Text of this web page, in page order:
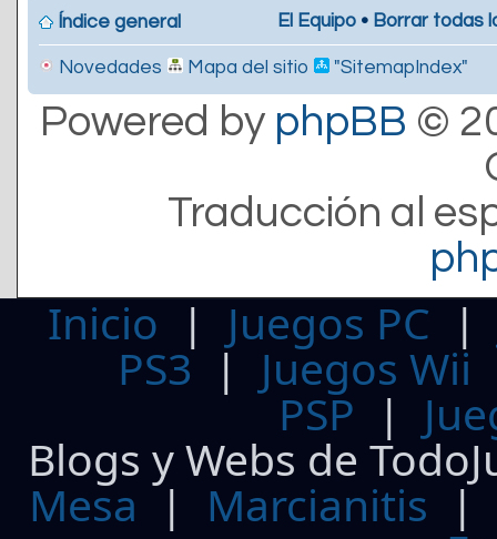
Índice general El Equipo • Borrar todas
Novedades Mapa del sitio "SitemapIndex"
Powered by phpBB ©
Traducción al
Inicio | Juegos PC
PS3| Juegos Wii
PSP |
Blogs y Webs de
Mesa | Marcianitis |